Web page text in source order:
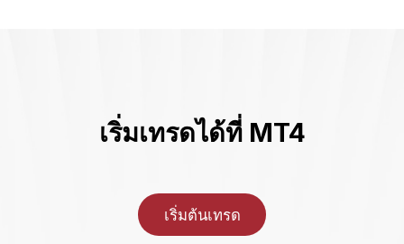
เริ่มเทรดได้ที่ MT4
เริ่มต้นเทรด